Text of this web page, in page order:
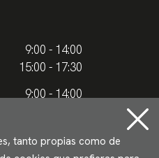
9:00 - 14:00
15:00 - 17:30
9:00 - 14:00
tanto propias como de